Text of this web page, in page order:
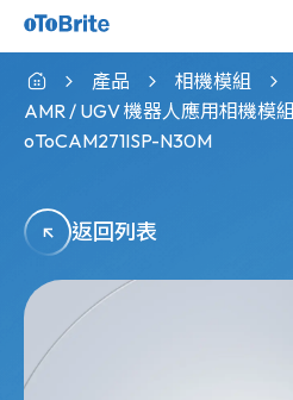
產品
相機模組
AMR / UGV 機器人應用相機模組
oToCAM271ISP-N30M
返回列表